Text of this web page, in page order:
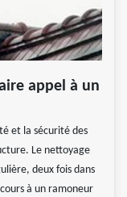
appel à un
et la sécurité des
Le nettoyage
deux fois dans
à un ramoneur